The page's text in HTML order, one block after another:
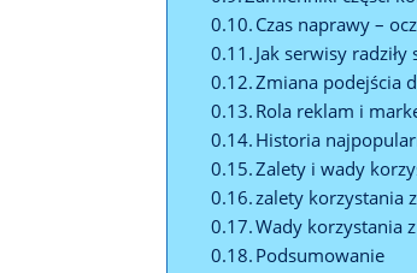
Czas naprawy –
Jak serwisy
Zmiana podejścia
Rola reklam i
Historia
Zalety i wady
zalety korzystania
Wady korzystania
Podsumowanie